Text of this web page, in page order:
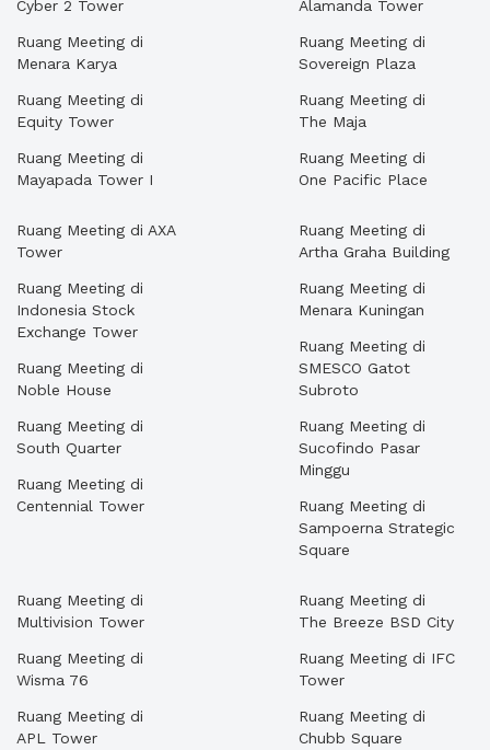
Cyber 2 Tower
Ruang Meeting di
Menara Karya
Ruang Meeting di
Equity Tower
Ruang Meeting di
Mayapada Tower I
Alamanda Tower
Ruang Meeting di
Sovereign Plaza
Ruang Meeting di
The Maja
Ruang Meeting di
One Pacific Place
Ruang Meeting di AXA
Tower
Ruang Meeting di
Indonesia Stock
Exchange Tower
Ruang Meeting di
Noble House
Ruang Meeting di
South Quarter
Ruang Meeting di
Centennial Tower
Ruang Meeting di
Artha Graha Building
Ruang Meeting di
Menara Kuningan
Ruang Meeting di
SMESCO Gatot
Subroto
Ruang Meeting di
Sucofindo Pasar
Minggu
Ruang Meeting di
Sampoerna Strategic
Square
Ruang Meeting di
Multivision Tower
Ruang Meeting di
Wisma 76
Ruang Meeting di
APL Tower
Ruang Meeting di
The Breeze BSD City
Ruang Meeting di IFC
Tower
Ruang Meeting di
Chubb Square